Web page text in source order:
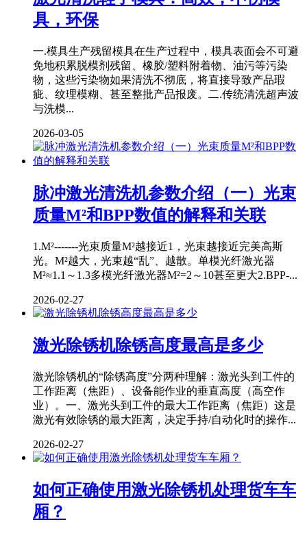
具，环保
一.模具生产残留模具在生产过程中，模具表面会不可避
免地积累脱模剂残留、橡胶/塑料附着物、油污等污染
物，这些污染物如果清洗不彻底，将直接导致产品瑕
疵、纹理模糊、甚至整批产品报废。二.传统清洗超声波
与洗模...
2026-03-05
脉冲激光清洗机参数介绍（一）光束
质量M²和BPP数值的解释和关联
1.M²-------光束质量M²越接近1，光束越接近完美高斯
光。M²越大，光束越“乱”、越散。单模光纤激光器
M²≈1.1～1.3多模光纤激光器M²=2～10甚至更大2.BPP-...
2026-02-27
激光除锈机除锈高度最高是多少
激光除锈机的“除锈高度”分两种理解：激光头到工件的
工作距离（焦距）、设备能作业的垂直高度（高空作
业）。一、激光头到工件的最大工作距离（焦距）这是
激光有效除锈的最大距离，决定手持/自动化时的操作...
2026-02-27
如何正确使用激光除锈机处理货车车
厢？